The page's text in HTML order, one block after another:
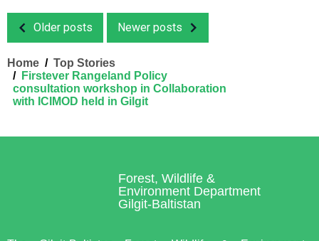
Older posts Newer posts
Home
Top Stories
Firstever Rangeland Policy
consultation workshop in Collaboration
with ICIMOD held in Gilgit
Forest, Wildlife &
Environment Department
Gilgit-Baltistan